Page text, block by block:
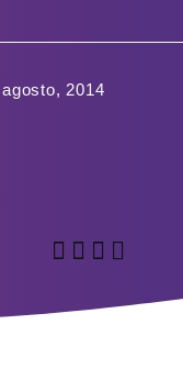
agosto, 2014